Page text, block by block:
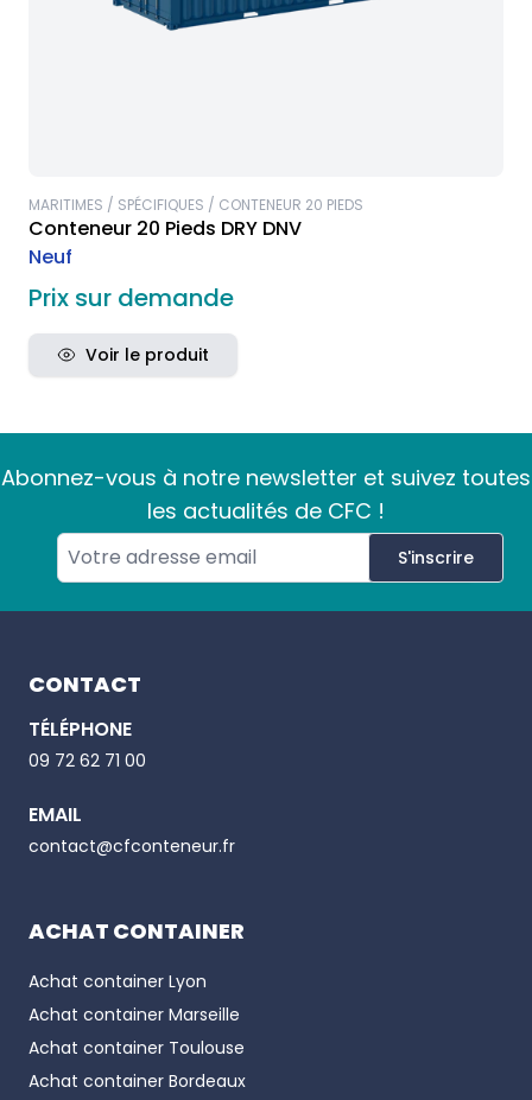
MARITIMES / SPÉCIFIQUES / CONTENEUR 20 PIEDS
Conteneur 20 Pieds DRY DNV
Neuf
Prix sur demande
Voir le produit
Abonnez-vous à notre newsletter et suivez toutes
les actualités de CFC !
S'inscrire
CONTACT
TÉLÉPHONE
Email
09 72 62 71 00
EMAIL
Phone number
contact@cfconteneur.fr
ACHAT CONTAINER
Achat container Lyon
Achat container Marseille
Achat container Toulouse
Achat container Bordeaux